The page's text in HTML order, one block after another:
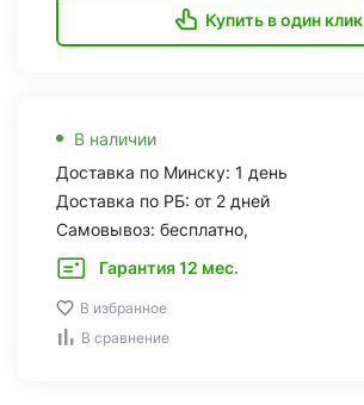
Купить в один клик
В наличии
Доставка по Минску: 1 день
Доставка по РБ: от 2 дней
Самовывоз: бесплатно,
Гарантия 12 мес.
В избранное
В сравнение